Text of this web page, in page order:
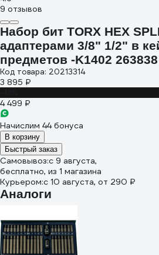
9 отзывов
Набор бит TORX HEX
адаптерами 3/8" 1/2" в
предметов -K1402 263838
Код товара: 20213314
3 895 ₽
4 499 ₽
Начислим 44 бонуса
В корзину
Быстрый заказ
Самовывоз:c 9 августа,
бесплатно, из 1 магазина
Курьером:c 10 августа, от 290 ₽
Аналоги